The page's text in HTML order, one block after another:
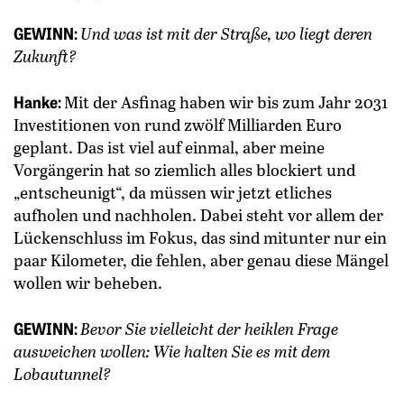
GEWINN:Und was ist mit der Straße, wo liegt deren
Zukunft?
Hanke:Mit der Asfinag haben wir bis zum Jahr 2031
Investitionen von rund zwölf Milliarden Euro
geplant. Das ist viel auf einmal, aber meine
Vorgängerin hat so ziemlich alles blockiert und
„entscheunigt“, da müssen wir jetzt etliches
aufholen und nachholen. Dabei steht vor allem der
Lückenschluss im Fokus, das sind mitunter nur ein
paar Kilometer, die fehlen, aber genau diese Mängel
wollen wir beheben.
GEWINN:Bevor Sie vielleicht der heiklen Frage
ausweichen wollen: Wie halten Sie es mit dem
Lobautunnel?